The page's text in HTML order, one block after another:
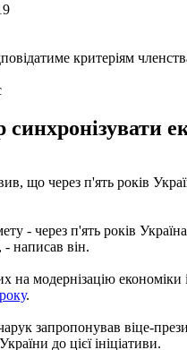
синхронізувати
що через п'ять років
- через п'ять років
- написав він.
на модернізацію
.
запропонував віце-
до цієї ініціативи.